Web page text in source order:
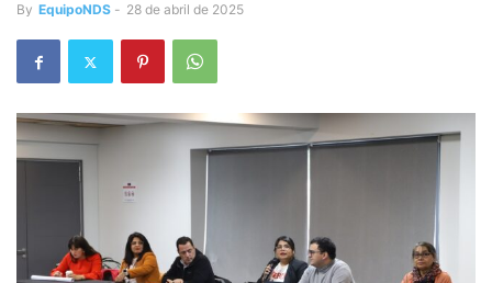
By EquipoNDS - 28 de abril de 2025